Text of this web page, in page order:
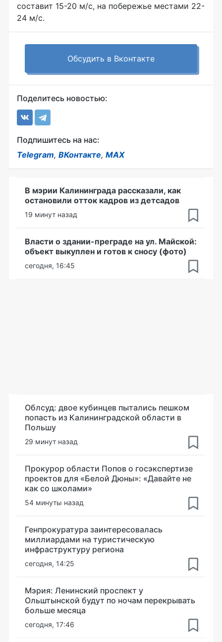
составит 15-20 м/с, на побережье местами 22-
24 м/с.
Обсудить в Вконтакте
Поделитесь новостью:
Подпишитесь на нас:
Telegram, ВКонтакте, MAX
В мэрии Калининграда рассказали, как
остановили отток кадров из детсадов
19 минут назад
Власти о здании-преграде на ул. Майской:
объект выкуплен и готов к сносу (фото)
сегодня, 16:45
Облсуд: двое кубинцев пытались пешком
попасть из Калининградской области в
Польшу
29 минут назад
Прокурор области Попов о госэкспертизе
проектов для «Белой Дюны»: «Давайте не
как со школами»
54 минуты назад
Генпрокуратура заинтересовалась
миллиардами на туристическую
инфраструктуру региона
сегодня, 14:25
Мэрия: Ленинский проспект у
Ольштынской будут по ночам перекрывать
больше месяца
сегодня, 17:46